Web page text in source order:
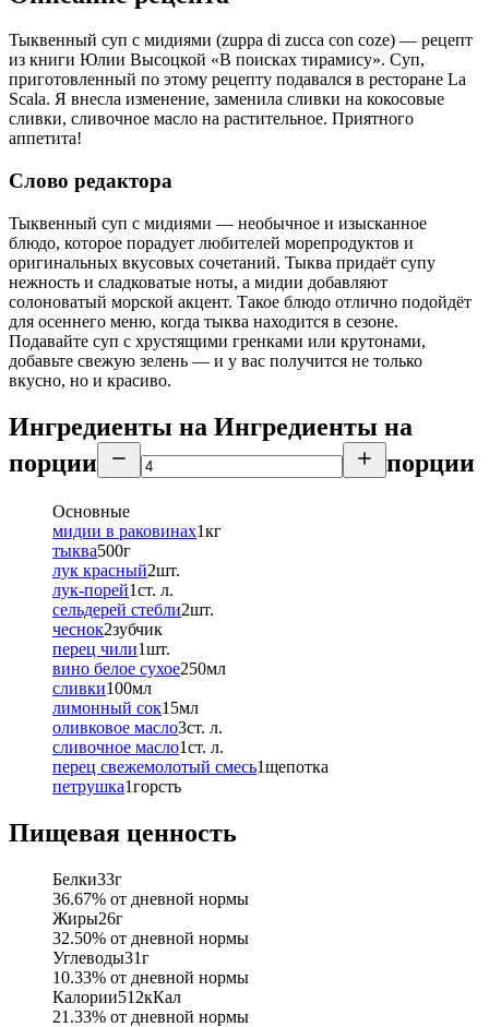
Тыквенный суп с мидиями (zuppa di zucca con coze) — рецепт
из книги Юлии Высоцкой «В поисках тирамису». Суп,
приготовленный по этому рецепту подавался в ресторане La
Scala. Я внесла изменение, заменила сливки на кокосовые
сливки, сливочное масло на растительное. Приятного
аппетита!
Слово редактора
Тыквенный суп с мидиями — необычное и изысканное
блюдо, которое порадует любителей морепродуктов и
оригинальных вкусовых сочетаний. Тыква придаёт супу
нежность и сладковатые ноты, а мидии добавляют
солоноватый морской акцент. Такое блюдо отлично подойдёт
для осеннего меню, когда тыква находится в сезоне.
Подавайте суп с хрустящими гренками или крутонами,
добавьте свежую зелень — и у вас получится не только
вкусно, но и красиво.
Ингредиенты на Ингредиенты на
порции
порции
Основные
мидии в раковинах1кг
тыква500г
лук красный2шт.
лук-порей1ст. л.
сельдерей стебли2шт.
чеснок2зубчик
перец чили1шт.
вино белое сухое250мл
сливки100мл
лимонный сок15мл
оливковое масло3ст. л.
сливочное масло1ст. л.
перец свежемолотый смесь1щепотка
петрушка1горсть
Пищевая ценность
Белки33г
36.67% от дневной нормы
Жиры26г
32.50% от дневной нормы
Углеводы31г
10.33% от дневной нормы
Калории512кКал
21.33% от дневной нормы